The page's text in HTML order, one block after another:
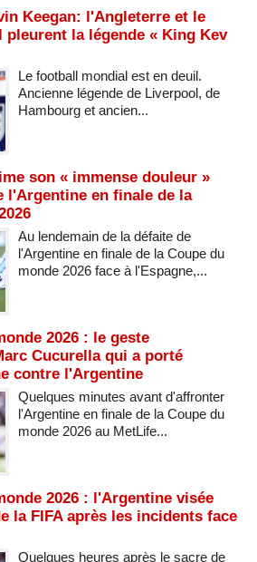
Keegan: l'Angleterre et le
pleurent la légende « King Kev
Le football mondial est en deuil.
Ancienne légende de Liverpool, de
Hambourg et ancien...
son « immense douleur »
l'Argentine en finale de la
Au lendemain de la défaite de
l'Argentine en finale de la Coupe du
monde 2026 face à l'Espagne,...
2026 : le geste
Cucurella qui a porté
contre l'Argentine
Quelques minutes avant d'affronter
l'Argentine en finale de la Coupe du
monde 2026 au MetLife...
2026 : l'Argentine visée
la FIFA après les incidents face
Quelques heures après le sacre de